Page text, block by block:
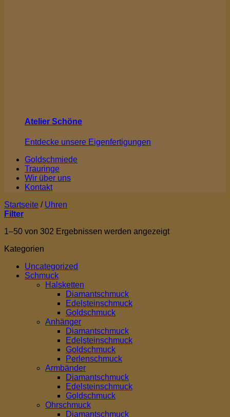
Atelier Schöne
Entdecke unsere Eigenfertigungen
Goldschmiede
Trauringe
Wir über uns
Kontakt
Startseite / Uhren
Filter
1–50 von 302 Ergebnissen werden angezeigt
Kategorien
Uncategorized
Schmuck
Halsketten
Diamantschmuck
Edelsteinschmuck
Goldschmuck
Anhänger
Diamantschmuck
Edelsteinschmuck
Goldschmuck
Perlenschmuck
Armbänder
Diamantschmuck
Edelsteinschmuck
Goldschmuck
Ohrschmuck
Diamantschmuck